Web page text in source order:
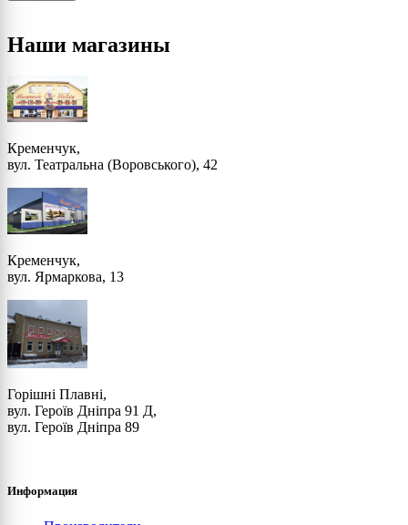
Наши магазины
Кременчук,
вул. Театральна (Воровського), 42
Кременчук,
вул. Ярмаркова, 13
Горішні Плавні,
вул. Героїв Дніпра 91 Д,
вул. Героїв Дніпра 89
Информация